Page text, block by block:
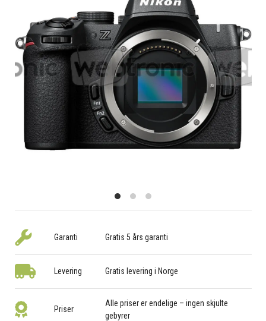
Garanti Gratis 5 års garanti
Levering Gratis levering i Norge
Priser
Alle priser er endelige – ingen skjulte
gebyrer